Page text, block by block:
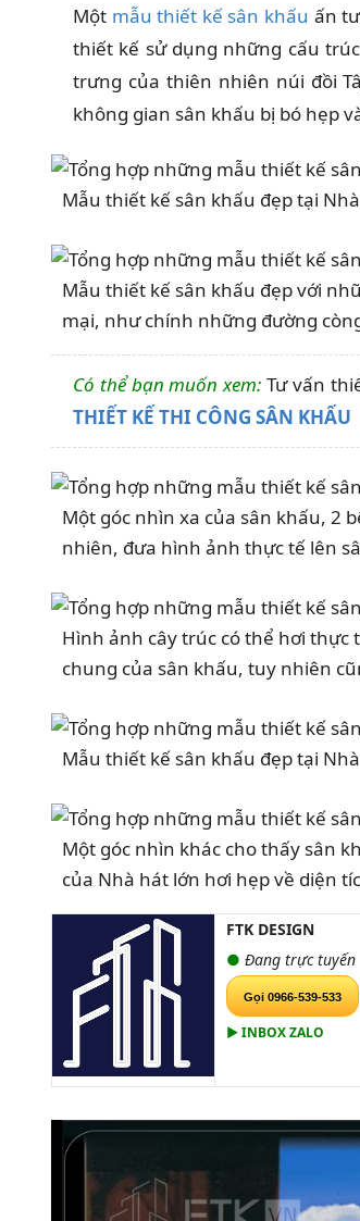
Một mẫu thiết kế sân khấu ấn
thiết kế sử dụng những cấu
trưng của thiên nhiên núi đồi
không gian sân khấu bị bó hẹp
Mẫu thiết kế sân khấu đẹp tại
Mẫu thiết kế sân khấu đẹp với
mại, như chính những đường
Có thể bạn muốn xem: Tư vấn
THIẾT KẾ THI CÔNG SÂN KHẤU
Một góc nhìn xa của sân khấu, 2
nhiên, đưa hình ảnh thực tế lên
Hình ảnh cây trúc có thể hơi
chung của sân khấu, tuy nhiên
Mẫu thiết kế sân khấu đẹp tại
Một góc nhìn khác cho thấy sân
của Nhà hát lớn hơi hẹp về diện
FTK DESIGN
● Đang trực tuyến
Gọi 0966-539-533
▶ INBOX ZALO